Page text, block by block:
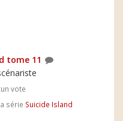
tome 11
vote
série Suicide Island